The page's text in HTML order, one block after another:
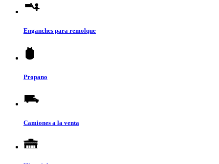
Enganches para remolque
Propano
Camiones a la venta